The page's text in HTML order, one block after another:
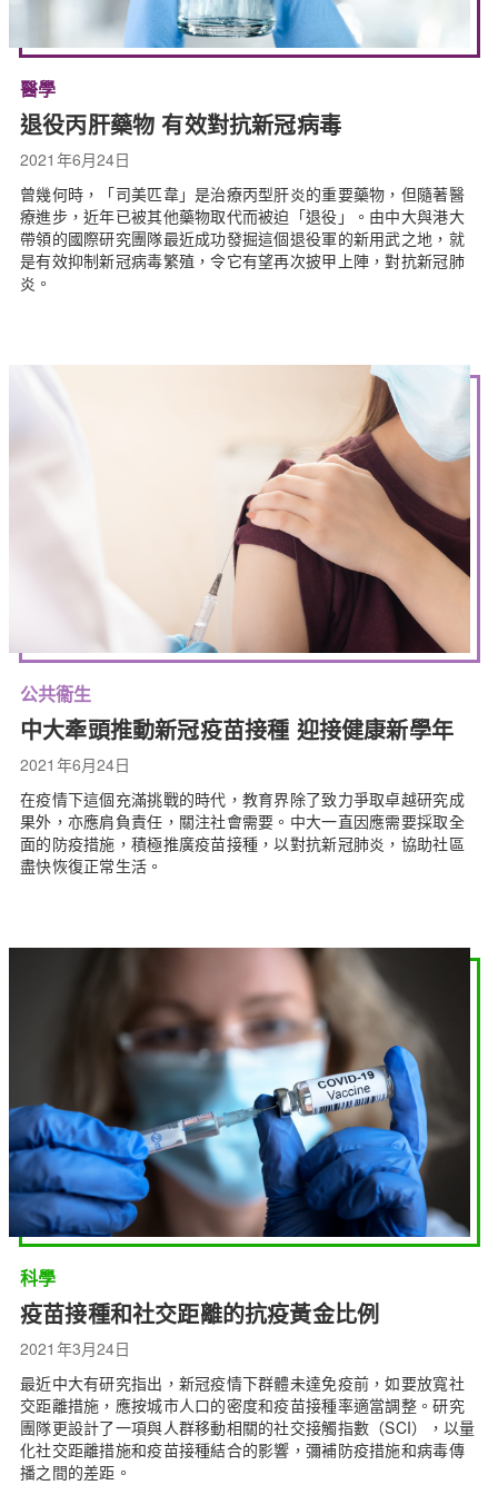
醫學
退役丙肝藥物 有效對抗新冠病毒
2021年6月24日
曾幾何時，「司美匹韋」是治療丙型肝炎的重要藥物，但隨著醫
療進步，近年已被其他藥物取代而被迫「退役」。由中大與港大
帶領的國際研究團隊最近成功發掘這個退役軍的新用武之地，就
是有效抑制新冠病毒繁殖，令它有望再次披甲上陣，對抗新冠肺
炎。
公共衞生
中大牽頭推動新冠疫苗接種 迎接健康新學年
2021年6月24日
在疫情下這個充滿挑戰的時代，教育界除了致力爭取卓越研究成
果外，亦應肩負責任，關注社會需要。中大一直因應需要採取全
面的防疫措施，積極推廣疫苗接種，以對抗新冠肺炎，協助社區
盡快恢復正常生活。
科學
疫苗接種和社交距離的抗疫黃金比例
2021年3月24日
最近中大有研究指出，新冠疫情下群體未達免疫前，如要放寬社
交距離措施，應按城市人口的密度和疫苗接種率適當調整。研究
團隊更設計了一項與人群移動相關的社交接觸指數（SCI），以量
化社交距離措施和疫苗接種結合的影響，彌補防疫措施和病毒傳
播之間的差距。